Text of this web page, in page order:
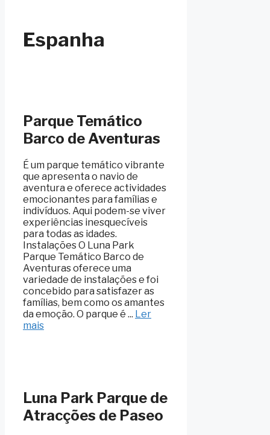
Espanha
Parque Temático
Barco de Aventuras
É um parque temático vibrante
que apresenta o navio de
aventura e oferece actividades
emocionantes para famílias e
indivíduos. Aqui podem-se viver
experiências inesquecíveis
para todas as idades.
Instalações O Luna Park
Parque Temático Barco de
Aventuras oferece uma
variedade de instalações e foi
concebido para satisfazer as
famílias, bem como os amantes
da emoção. O parque é ... Ler
mais
Luna Park Parque de
Atracções de Paseo